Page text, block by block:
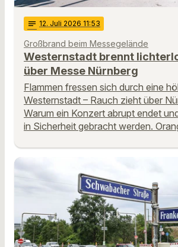
notes 12. Juli 2026 11:53
Großbrand beim Messegelände
Westernstadt brennt
über Messe Nürnberg
Flammen fressen sich durch eine
Westernstadt – Rauch zieht über
Warum ein Konzert abrupt endet
in Sicherheit gebracht werden.